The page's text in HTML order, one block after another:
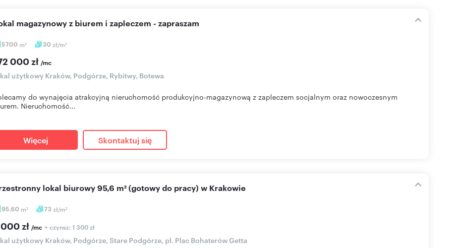
5700 m2 30 zł/m2
magazynowy z biurem i zapleczem - zapraszam
000 zł /mc
użytkowy Kraków, Podgórze, Rybitwy, Botewa
do wynajęcia atrakcyjną nieruchomość produkcyjno-magazynową z zapleczem socjalnym oraz nowoczesnym
Nieruchomość...
Więcej Skontaktuj się
95,60 m2 73 zł/m2
lokal biurowy 95,6 m² (gotowy do pracy) w Krakowie
zł /mc + czynsz: 1 300 zł
użytkowy Kraków, Podgórze, Stare Podgórze, pl. Plac Bohaterów Getta